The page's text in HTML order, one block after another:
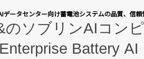
。 同社の実績ある
(FCCM™) プ
バイオ医薬品製造
データセンター向け蓄電池システムの品質、信
のソブリンAIコン
Enterprise Battery